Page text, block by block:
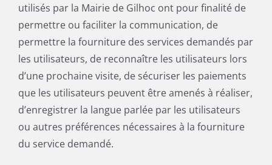
utilisés par la Mairie de Gilhoc ont pour finalité de
permettre ou faciliter la communication, de
permettre la fourniture des services demandés par
les utilisateurs, de reconnaître les utilisateurs lors
d’une prochaine visite, de sécuriser les paiements
que les utilisateurs peuvent être amenés à réaliser,
d’enregistrer la langue parlée par les utilisateurs
ou autres préférences nécessaires à la fourniture
du service demandé.